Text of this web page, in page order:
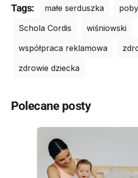
Tags: małe serduszka
Schola Cordis
wiśniowski
współpraca reklamowa
zdrowie dziecka
Polecane posty